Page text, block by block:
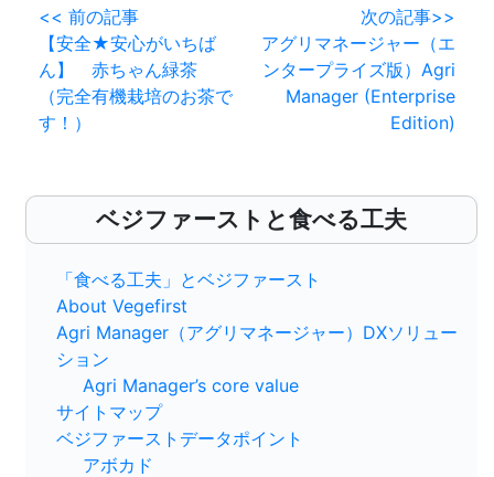
投
稿
ナ
ゲ
ー
シ
ョ
ン
<< 前の記事
【安全★安心がいちば
ん】 赤ちゃん緑茶
（完全有機栽培のお茶で
す！）
次の記事>>
アグリマネージャー（エ
ンタープライズ版）Agri
Manager (Enterprise
Edition)
ベジファーストと食べる工夫
「食べる工夫」とベジファースト
About Vegefirst
Agri Manager（アグリマネージャー）DXソリュー
ション
Agri Manager’s core value
サイトマップ
ベジファーストデータポイント
アボカド